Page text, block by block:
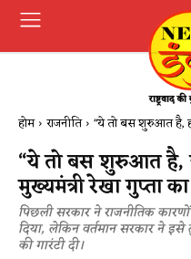
होम राजनीति "ये तो बस शुरुआत है, हर
“ये तो बस शुरुआत है,
मुख्यमंत्री रेखा गुप्ता
पिछली सरकार ने राजनीतिक
दिया, लेकिन वर्तमान सरकार ने
की गारंटी दी।